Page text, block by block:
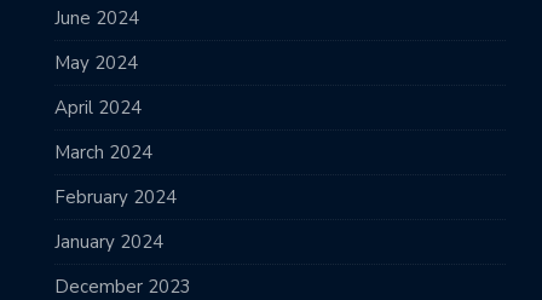
June 2024
May 2024
April 2024
March 2024
February 2024
January 2024
December 2023